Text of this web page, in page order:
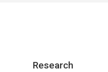
Research